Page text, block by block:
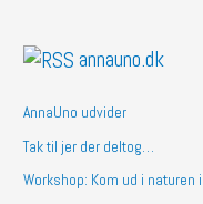
annauno.dk
AnnaUno udvider
Tak til jer der deltog…
Workshop: Kom ud i naturen